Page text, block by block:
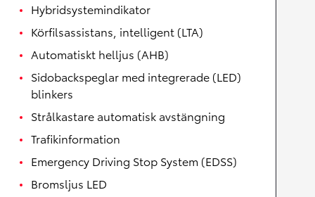
Hybridsystemindikator
Körfilsassistans, intelligent (LTA)
Automatiskt helljus (AHB)
Sidobackspeglar med integrerade (LED)
blinkers
Strålkastare automatisk avstängning
Trafikinformation
Emergency Driving Stop System (EDSS)
Bromsljus LED